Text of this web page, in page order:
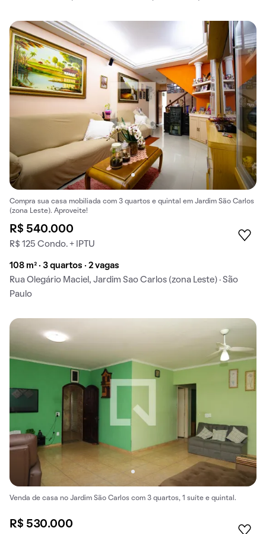
Compra sua casa mobiliada com 3 quartos e quintal em Jardim São Carlos
(zona Leste). Aproveite!
R$ 540.000
R$ 125 Condo. + IPTU
108 m² · 3 quartos · 2 vagas
Rua Olegário Maciel, Jardim Sao Carlos (zona Leste) · São
Paulo
Venda de casa no Jardim São Carlos com 3 quartos, 1 suíte e quintal.
R$ 530.000